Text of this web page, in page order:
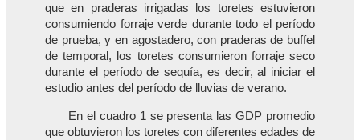
que en praderas irrigadas los toretes estuvieron
consumiendo forraje verde durante todo el período
de prueba, y en agostadero, con praderas de buffel
de temporal, los toretes consumieron forraje seco
durante el período de sequía, es decir, al iniciar el
estudio antes del período de lluvias de verano.
En el cuadro 1 se presenta las GDP promedio
que obtuvieron los toretes con diferentes edades de